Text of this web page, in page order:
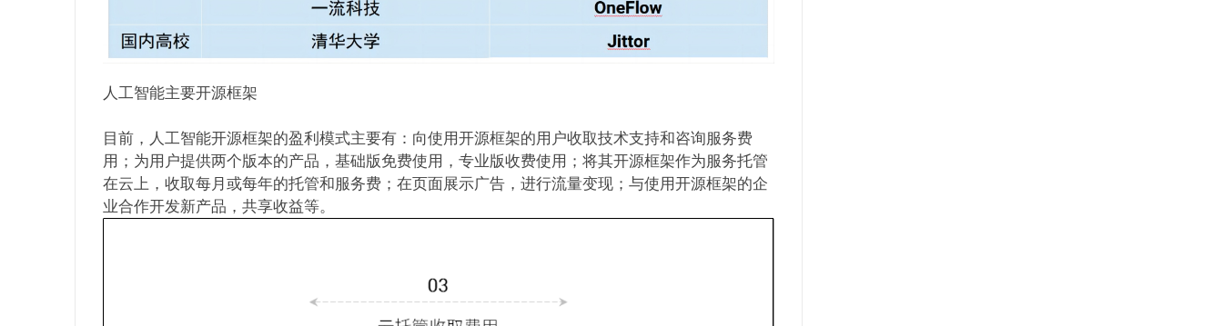
人工智能主要开源框架
目前，人工智能开源框架的盈利模式主要有：向使用开源框架的用户收取技术支持和咨询服务费
用；为用户提供两个版本的产品，基础版免费使用，专业版收费使用；将其开源框架作为服务托管
在云上，收取每月或每年的托管和服务费；在页面展示广告，进行流量变现；与使用开源框架的企
业合作开发新产品，共享收益等。